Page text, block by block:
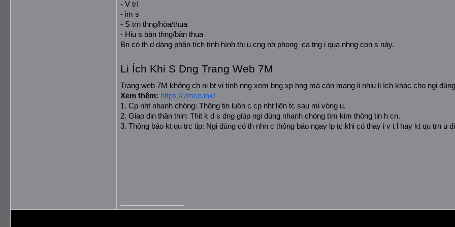
- V trí
- im s
- S trn thng/hòa/thua
- Hiu s bàn thng/bàn thua
Bn có th d dàng phân tích tình hình thi u cng nh phong  ca tng i qua nhng con s này.
Li Ích Khi S Dng Trang Web 7M
Trang web 7M không ch ni bt vi tính nng xem bng xp hng mà còn mang li nhiu li ích khác cho ngi
Xem thêm: https://7mcn.ink/
1. Cp nht nhanh chóng: Thông tin luôn c cp nht liên tc sau mi vòng u.
2. Giao din thân thin: Thit k d s dng giúp ngi dùng nhanh chóng tìm kim thông tin h cn.
3. Thông báo kt qu trc tip: Ngi dùng có th nhn c thông báo ngay lp tc khi có thay i v t l hay kt qu trn u